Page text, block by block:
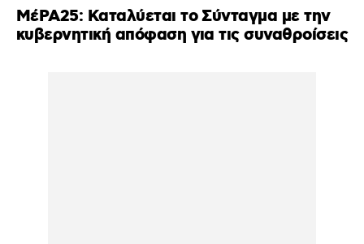
ΜέΡΑ25: Καταλύεται το Σύνταγμα με την
κυβερνητική απόφαση για τις συναθροίσεις